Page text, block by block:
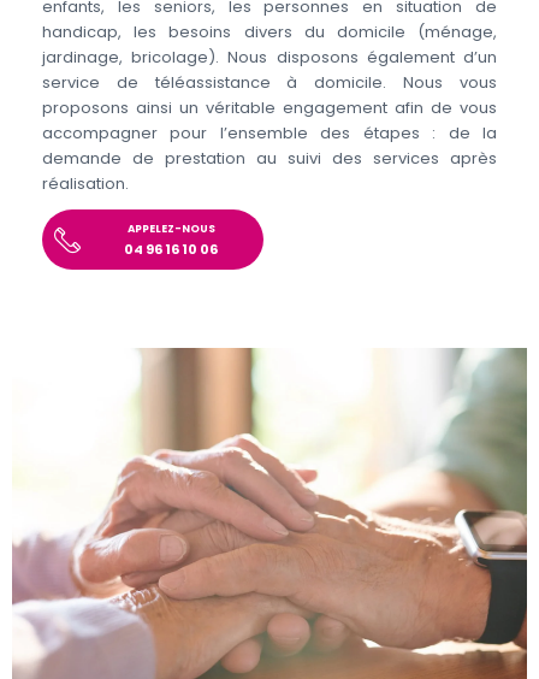
enfants, les seniors, les personnes en situation de
handicap, les besoins divers du domicile (ménage,
jardinage, bricolage). Nous disposons également d’un
service de téléassistance à domicile. Nous vous
proposons ainsi un véritable engagement afin de vous
accompagner pour l’ensemble des étapes : de la
demande de prestation au suivi des services après
réalisation.
APPELEZ-NOUS
04 96 16 10 06